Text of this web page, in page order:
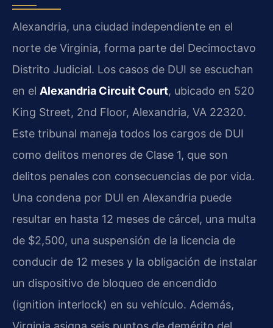
Alexandria, una ciudad independiente en el
norte de Virginia, forma parte del Decimoctavo
Distrito Judicial. Los casos de DUI se escuchan
en el Alexandria Circuit Court, ubicado en 520
King Street, 2nd Floor, Alexandria, VA 22320.
Este tribunal maneja todos los cargos de DUI
como delitos menores de Clase 1, que son
delitos penales con consecuencias de por vida.
Una condena por DUI en Alexandria puede
resultar en hasta 12 meses de cárcel, una multa
de $2,500, una suspensión de la licencia de
conducir de 12 meses y la obligación de instalar
un dispositivo de bloqueo de encendido
(ignition interlock) en su vehículo. Además,